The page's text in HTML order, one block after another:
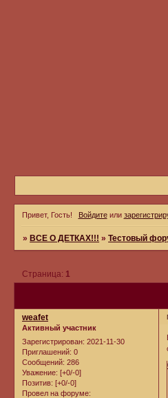
Привет, Гость! Войдитеили
» ВСЕ О ДЕТКАХ!!! »Тестовый
Страница: 1
weafet
Активный участник
Зарегистрирован: 2021-11-30
Приглашений: 0
Сообщений: 286
Уважение: [+0/-0]
Позитив: [+0/-0]
Провел на форуме: